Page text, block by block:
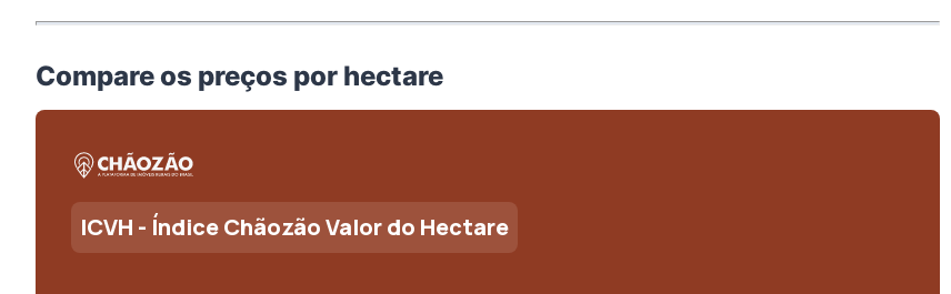
Compare os preços por hectare
ICVH - Índice Chãozão Valor do Hectare